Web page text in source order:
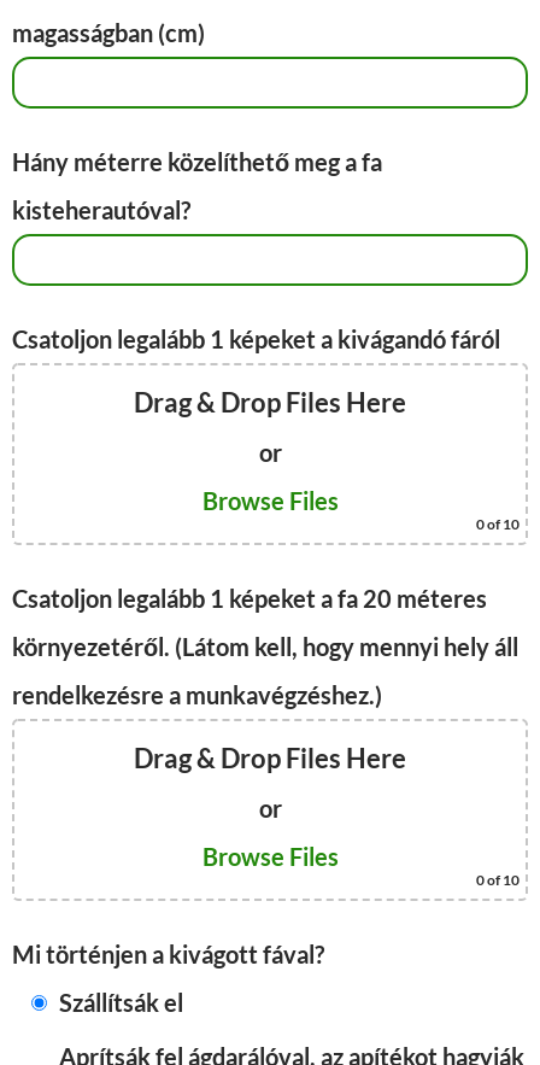
magasságban (cm)
Hány méterre közelíthető meg a fa
kisteherautóval?
Csatoljon legalább 1 képeket a kivágandó fáról
Drag & Drop Files Here
or
Browse Files
0of 10
Csatoljon legalább 1 képeket a fa 20 méteres
környezetéről. (Látom kell, hogy mennyi hely áll
rendelkezésre a munkavégzéshez.)
Drag & Drop Files Here
or
Browse Files
0of 10
Mi történjen a kivágott fával?
Szállítsák el
Aprítsák fel ágdarálóval, az apítékot hagyják